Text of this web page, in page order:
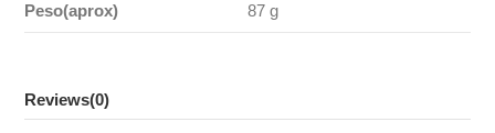
Peso(aprox) 87 g
Reviews(0)